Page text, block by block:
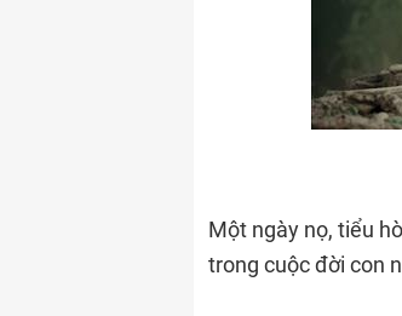
Một ngày nọ, tiểu
trong cuộc đời con